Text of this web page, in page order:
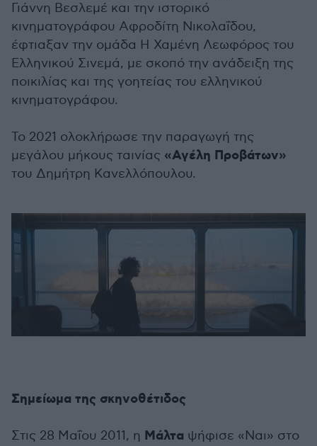
Γιάννη Βεσλεμέ και την ιστορικό
κινηματογράφου Αφροδίτη Νικολαΐδου,
έφτιαξαν την ομάδα Η Χαμένη Λεωφόρος του
Ελληνικού Σινεμά, με σκοπό την ανάδειξη της
ποικιλίας και της γοητείας του ελληνικού
κινηματογράφου.
Το 2021 ολοκλήρωσε την παραγωγή της
μεγάλου μήκους ταινίας «Αγέλη Προβάτων»
του Δημήτρη Κανελλόπουλου.
Σημείωμα της σκηνοθέτιδος
Στις 28 Μαΐου 2011, η Μάλτα ψήφισε «Ναι» στο